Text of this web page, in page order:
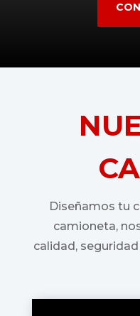
Diseñamos tu
camioneta,
calidad,